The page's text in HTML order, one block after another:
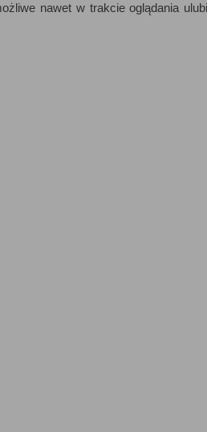
nawet w trakcie oglądania